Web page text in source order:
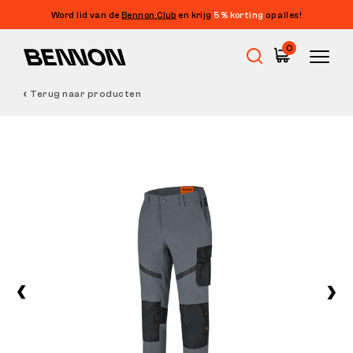
Word lid van de Bennon Club en krijg 5% korting op alles!
0
Vrijetijdsschoenen
Terug naar producten